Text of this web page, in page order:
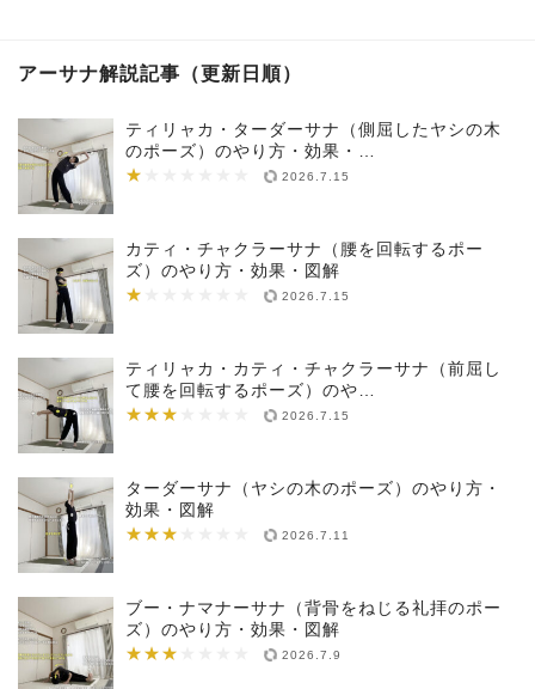
アーサナ解説記事（更新日順）
ティリャカ・ターダーサナ（側屈したヤシの木
のポーズ）のやり方・効果・…
★
★★★★★★★ 2026.7.15
カティ・チャクラーサナ（腰を回転するポー
ズ）のやり方・効果・図解
★
★★★★★★★ 2026.7.15
ティリャカ・カティ・チャクラーサナ（前屈し
て腰を回転するポーズ）のや…
★★★
★★★★★★★ 2026.7.15
ターダーサナ（ヤシの木のポーズ）のやり方・
効果・図解
★★★
★★★★★★★ 2026.7.11
ブー・ナマナーサナ（背骨をねじる礼拝のポー
ズ）のやり方・効果・図解
★★★
★★★★★★★ 2026.7.9